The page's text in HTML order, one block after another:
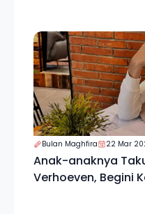
Bulan Maghfira 22 Mar
Anak-anaknya
Verhoeven, Begini